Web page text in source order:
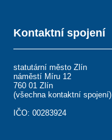
Kontaktní spojení
statutární město Zlín
náměstí Míru 12
760 01 Zlín
(všechna kontaktní spojení)
IČO: 00283924